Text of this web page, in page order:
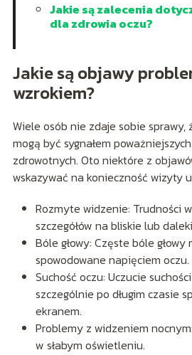
Jakie są zalecenia
dla zdrowia oczu?
Jakie są objawy
wzrokiem?
Wiele osób nie zdaje sobie
mogą być sygnałem
zdrowotnych. Oto niektóre z
wskazywać na konieczność wizyty
Rozmyte widzenie: Trudności
szczegółów na bliskie lub
Bóle głowy: Częste bóle głowy
spowodowane napięciem oczu.
Suchość oczu: Uczucie
szczególnie po długim czasie
ekranem.
Problemy z widzeniem
w słabym oświetleniu.